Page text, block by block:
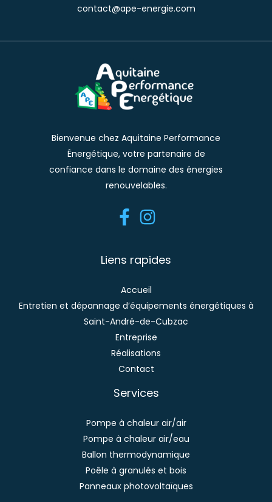
contact@ape-energie.com
Bienvenue chez Aquitaine Performance
Énergétique, votre partenaire de
confiance dans le domaine des énergies
renouvelables.
Liens rapides
Accueil
Entretien et dépannage d’équipements énergétiques à
Saint-André-de-Cubzac
Entreprise
Réalisations
Contact
Services
Pompe à chaleur air/air
Pompe à chaleur air/eau
Ballon thermodynamique
Poêle à granulés et bois
Panneaux photovoltaïques